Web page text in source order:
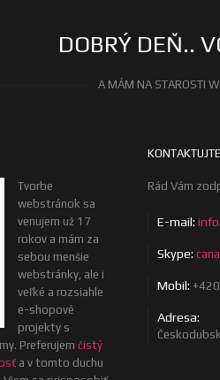
DOBRÝ DEŇ..
A MÁM NA STAROSTI
Tvorbe
webstránok sa
venujem už 17
rokov a mám za
sebou menšie
webstránky, ale i
veľké a rozsiahle
e-shopové
projekty s
Preferujem čistý
a v tomto duchu
Rád Vám
E-mail:
Skype:
Mobil:
Adresa: